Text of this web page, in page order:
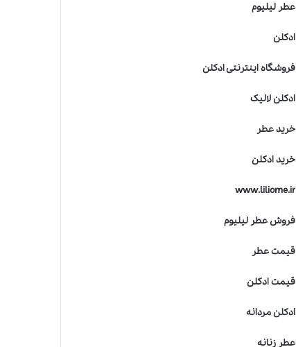
عطر لیلیوم
ادکلن
فروشگاه اینترنتی ادکلن
ادکلن لالیک
خرید عطر
خرید ادکلن
www.liliome.ir
فروش عطر لیلیوم
قیمت عطر
قیمت ادکلن
ادکلن مردانه
عطر زنانه